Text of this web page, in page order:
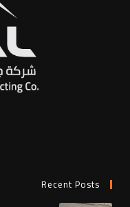
Recent Posts